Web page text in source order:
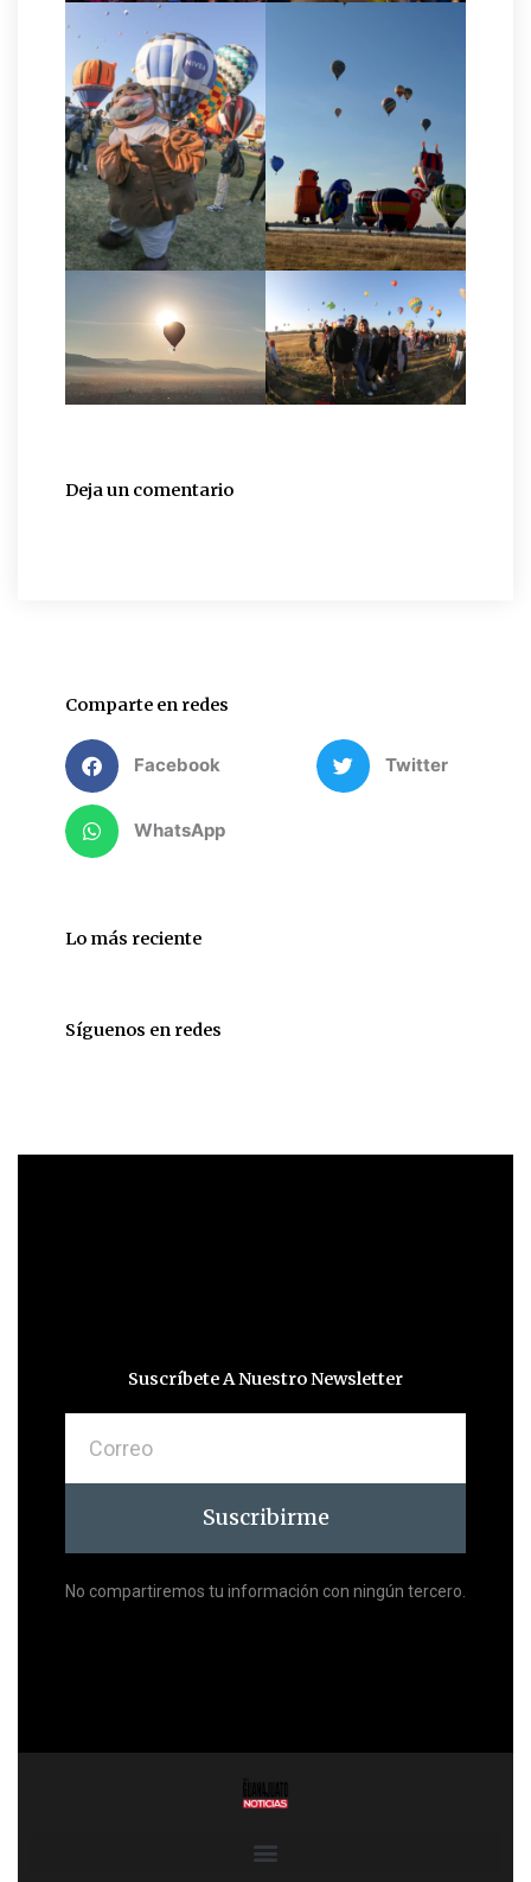
Deja un comentario
Comparte en redes
Facebook Twitter
WhatsApp
Lo más reciente
Síguenos en redes
Suscríbete A Nuestro Newsletter
Suscribirme
No compartiremos tu información con ningún tercero.